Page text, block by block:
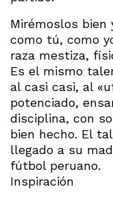
Mirémoslos bien
como tú, como
raza mestiza,
Es el mismo
al casi casi, al
potenciado,
disciplina, con
bien hecho. El
llegado a su
fútbol peruano.
Inspiración